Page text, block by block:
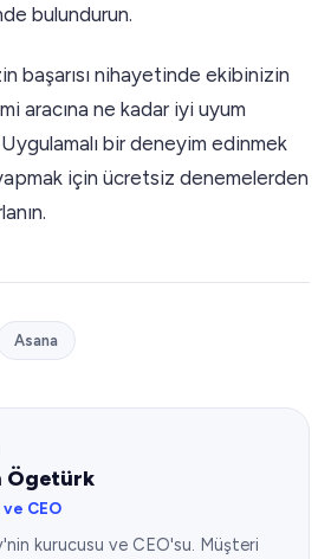
bulundurun.
başarısı nihayetinde ekibinizin
aracına ne kadar iyi uyum
Uygulamalı bir deneyim edinmek
için ücretsiz denemelerden
Asana
Ögetürk
CEO
kurucusu ve CEO'su. Müşteri